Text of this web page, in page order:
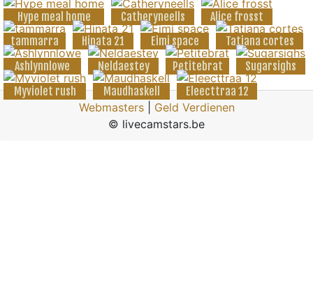
Hype meal home
Catheryneells
Alice frosst
tammarra
Hinata 21 Eimi space
Tatiana cortes
Ashlynnlowe
Neldaestey Petitebrat
Sugarsighs
Myviolet rush
Maudhaskell
Eleecttraa 12
Webmasters| Geld Verdienen
© livecamstars.be